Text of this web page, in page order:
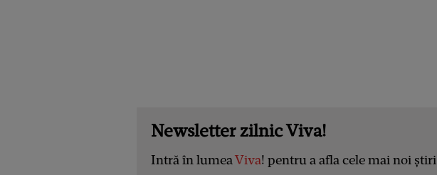
Newsletter zilnic Viva!
Intră în lumeaViva! pentru a afla cele mai noi știri